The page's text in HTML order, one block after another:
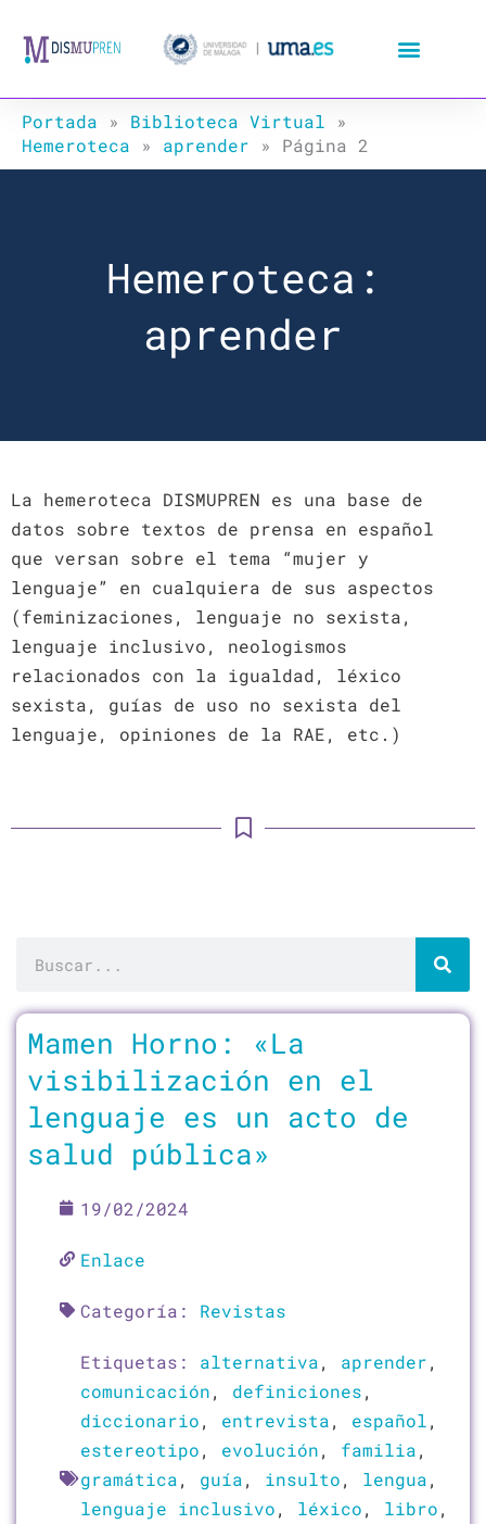
Portada » Biblioteca Virtual »
Hemeroteca » aprender » Página 2
Hemeroteca:
aprender
La hemeroteca DISMUPREN es una base de
datos sobre textos de prensa en español
que versan sobre el tema “mujer y
lenguaje” en cualquiera de sus aspectos
(feminizaciones, lenguaje no sexista,
lenguaje inclusivo, neologismos
relacionados con la igualdad, léxico
sexista, guías de uso no sexista del
lenguaje, opiniones de la RAE, etc.)
Mamen Horno: «La
visibilización en el
lenguaje es un acto de
salud pública»
19/02/2024
Enlace
Categoría: Revistas
Etiquetas: alternativa, aprender,
comunicación, definiciones,
diccionario, entrevista, español,
estereotipo, evolución, familia,
gramática, guía, insulto, lengua,
lenguaje inclusivo, léxico, libro,